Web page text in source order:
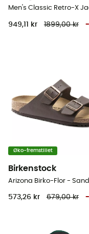
949,11 kr 1899,00 kr -
Øko-fremstillet
Birkenstock
Arizona Birko-Flor -
573,26 kr 679,00 kr -